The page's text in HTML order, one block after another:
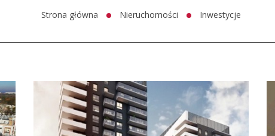
Strona główna Nieruchomości Inwestycje